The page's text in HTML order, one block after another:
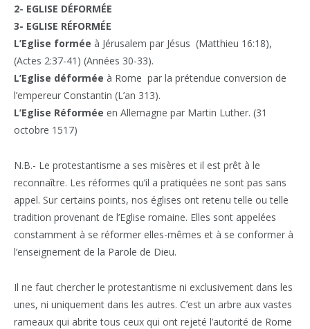
2- EGLISE DÉFORMÉE
3- EGLISE RÉFORMÉE
L’Eglise formée à Jérusalem par Jésus (Matthieu 16:18),
(Actes 2:37-41) (Années 30-33).
L’Eglise déformée à Rome par la prétendue conversion de
l’empereur Constantin (L’an 313).
L’Eglise Réformée en Allemagne par Martin Luther. (31
octobre 1517)
N.B.- Le protestantisme a ses misères et il est prêt à le
reconnaître. Les réformes qu’il a pratiquées ne sont pas sans
appel. Sur certains points, nos églises ont retenu telle ou telle
tradition provenant de l’Eglise romaine. Elles sont appelées
constamment à se réformer elles-mêmes et à se conformer à
l’enseignement de la Parole de Dieu.
Il ne faut chercher le protestantisme ni exclusivement dans les
unes, ni uniquement dans les autres. C’est un arbre aux vastes
rameaux qui abrite tous ceux qui ont rejeté l’autorité de Rome